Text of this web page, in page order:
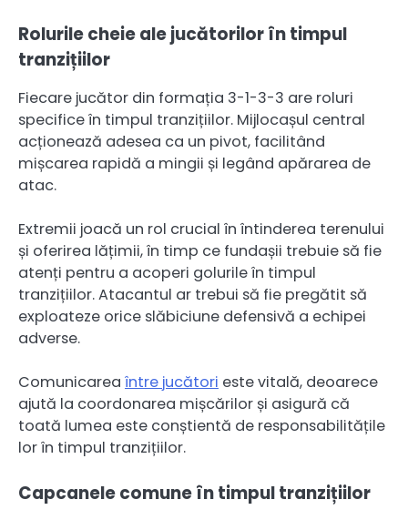
Rolurile cheie ale jucătorilor în timpul
tranzițiilor
Fiecare jucător din formația 3-1-3-3 are roluri
specifice în timpul tranzițiilor. Mijlocașul central
acționează adesea ca un pivot, facilitând
mișcarea rapidă a mingii și legând apărarea de
atac.
Extremii joacă un rol crucial în întinderea terenului
și oferirea lățimii, în timp ce fundașii trebuie să fie
atenți pentru a acoperi golurile în timpul
tranzițiilor. Atacantul ar trebui să fie pregătit să
exploateze orice slăbiciune defensivă a echipei
adverse.
Comunicarea între jucători este vitală, deoarece
ajută la coordonarea mișcărilor și asigură că
toată lumea este conștientă de responsabilitățile
lor în timpul tranzițiilor.
Capcanele comune în timpul tranzițiilor